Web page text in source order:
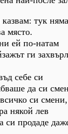
казвам: тук
място.
ей по-натам
ги
себе си
да си
си смени,
някой лев
си продаде